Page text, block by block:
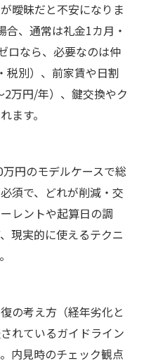
曖昧だと不安になりま
、通常は礼金1カ月・
ロなら、必要なのは仲
税別）、前家賃や日割
2万円/年）、鍵交換やク
ます。
円のモデルケースで総
須で、どれが削減・交
レントや起算日の調
現実的に使えるテクニ
の考え方（経年劣化と
れているガイドライン
内見時のチェック観点